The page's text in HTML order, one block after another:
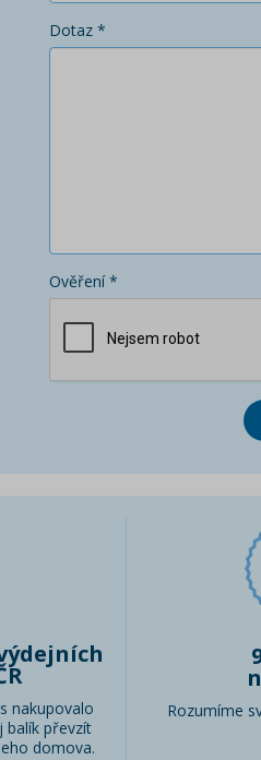
Dotaz *
Ověření *
nakupovalo
balík převzít
domova.
Rozumíme